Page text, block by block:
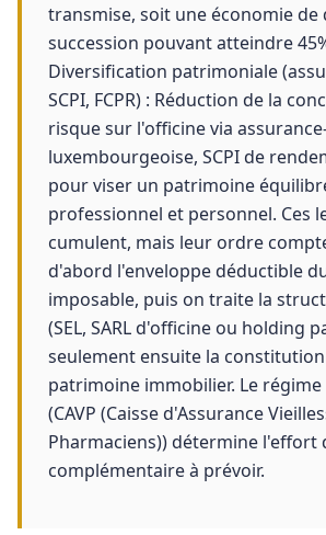
transmise, soit une économie de
succession pouvant atteindre
Diversification patrimoniale
SCPI, FCPR) : Réduction de la
risque sur l'officine via
luxembourgeoise, SCPI de
pour viser un patrimoine
professionnel et personnel. Ces
cumulent, mais leur ordre
d'abord l'enveloppe déductible
imposable, puis on traite la
(SEL, SARL d'officine ou holding
seulement ensuite la
patrimoine immobilier. Le
(CAVP (Caisse d'Assurance
Pharmaciens)) détermine l'effort
complémentaire à prévoir.